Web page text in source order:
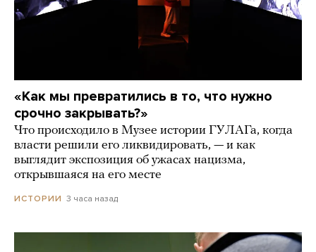
«Как мы превратились в то, что нужно
срочно закрывать?»
Что происходило в Музее истории ГУЛАГа, когда
власти решили его ликвидировать, — и как
выглядит экспозиция об ужасах нацизма,
открывшаяся на его месте
ИСТОРИИ 3 часа назад